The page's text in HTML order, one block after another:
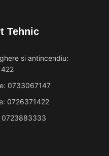
Tehnic
si antincendiu:
0733067147
0726371422
0723883333